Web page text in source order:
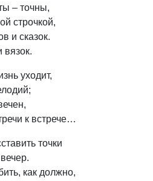
– точны,
строчкой,
и сказок.
вязок.
уходит,
к встрече…
точки
как должно,